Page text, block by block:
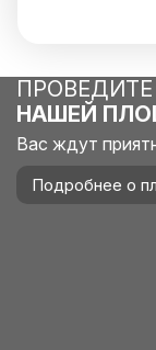
НАШЕЙ
Вас ждут
Подробнее о